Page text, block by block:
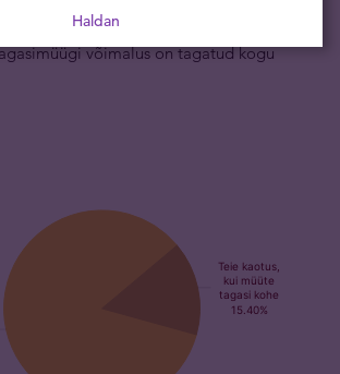
mis tähendab, et PAMP-i 5-grammiste
võimalus on tagatud kogu
Haldan